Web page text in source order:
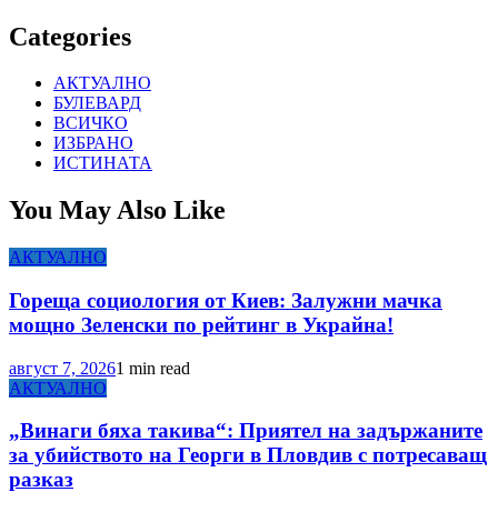
Categories
АКТУАЛНО
БУЛЕВАРД
ВСИЧКО
ИЗБРАНО
ИСТИНАТА
You May Also Like
АКТУАЛНО
Гореща социология от Киев: Залужни мачка
мощно Зеленски по рейтинг в Украйна!
август 7, 20261 min read
АКТУАЛНО
„Винаги бяха такива“: Приятел на задържаните
за убийството на Георги в Пловдив с потресаващ
разказ